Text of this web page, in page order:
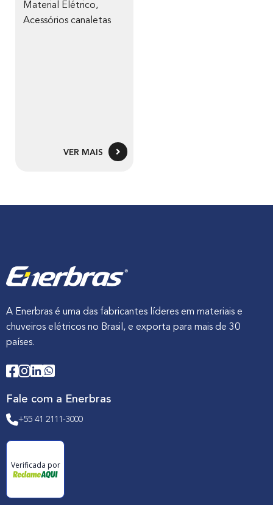
Material Elétrico,
Acessórios canaletas
VER MAIS
A Enerbras é uma das fabricantes líderes em materiais e
chuveiros elétricos no Brasil, e exporta para mais de 30
países.
Fale com a Enerbras
+55 41 2111-3000
Verificada por